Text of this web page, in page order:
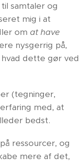
samtaler og
mig i at
om at have
nysgerrig på,
dette gør ved
(tegninger,
med, at
bedst.
ressourcer, og
mere af det,